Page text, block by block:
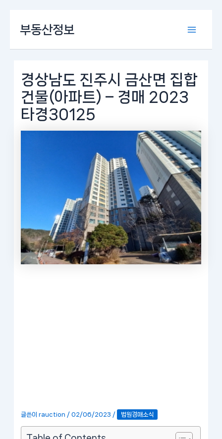
로
부동산정보
경상남도 진주시 금산면 집합
건물(아파트) – 경매 2023
타경30125
글쓴이rauction /02/06/2023 / 법원경매소식